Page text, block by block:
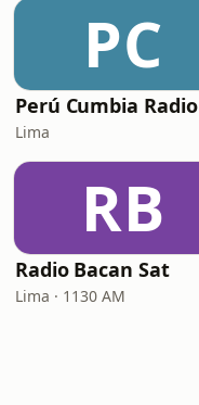
PC
Perú Cumbia Radio
Lima
RB
Radio Bacan Sat
Lima · 1130 AM